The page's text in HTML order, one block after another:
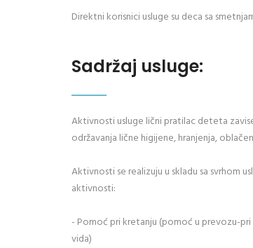
Direktni korisnici usluge su deca sa
Sadržaj usluge:
Aktivnosti usluge lični pratilac deteta
održavanja lične higijene, hranjenja,
Aktivnosti se realizuju u skladu sa svrhom
aktivnosti:
- Pomoć pri kretanju (pomoć u prevozu-
vida)